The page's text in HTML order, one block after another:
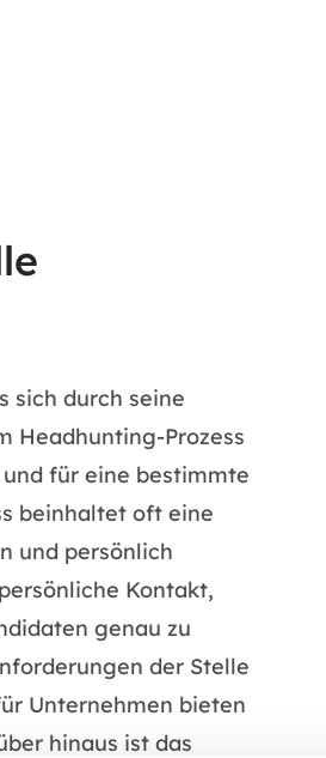
sich durch seine
Headhunting-Prozess
für eine bestimmte
beinhaltet oft eine
und persönlich
Kontakt,
genau zu
der Stelle
Unternehmen bieten
hinaus ist das